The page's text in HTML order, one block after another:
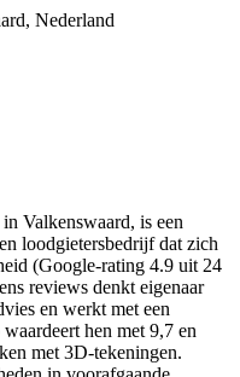
Nederland
Valkenswaard, is een
loodgietersbedrijf dat zich
(Google-rating 4.9 uit 24
reviews denkt eigenaar
en werkt met een
hen met 9,7 en
met 3D-tekeningen.